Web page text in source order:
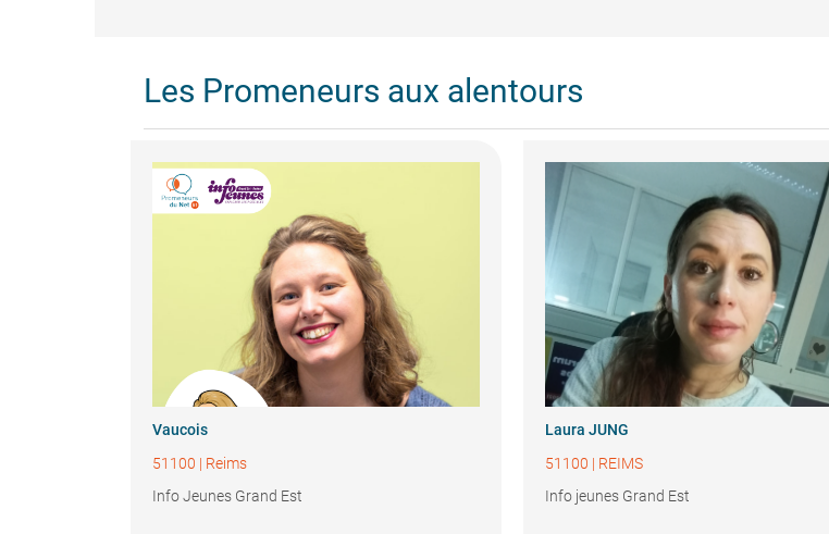
Les Promeneurs aux alentours
Vaucois
51100 | Reims
Info Jeunes Grand Est
Laura JUNG
51100 | REIMS
Info jeunes Grand Est